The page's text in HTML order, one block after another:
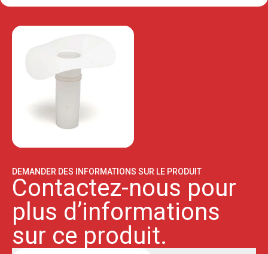
DEMANDER DES INFORMATIONS SUR LE PRODUIT
Contactez-nous pour
plus d’informations
sur ce produit.